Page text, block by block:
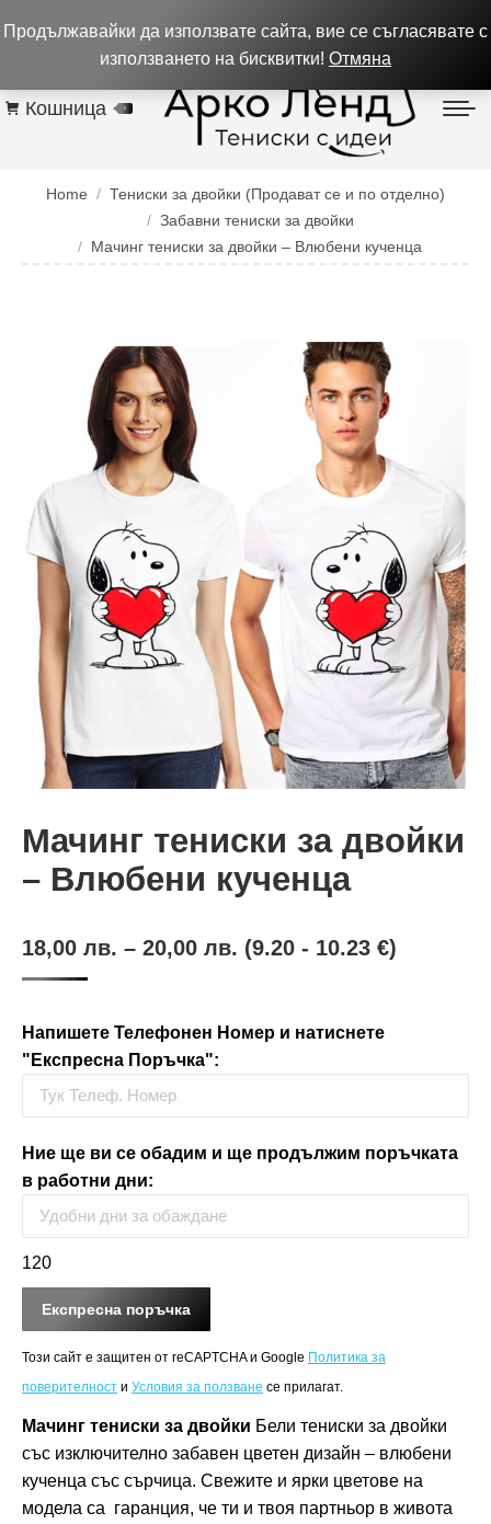
Контакти
Кошница
Home
Тениски за двойки (Продават се и по отделно)
Забавни тениски за двойки
Мачинг тениски за двойки – Влюбени кученца
Мачинг тениски за двойки
– Влюбени кученца
18,00 лв. – 20,00 лв. (9.20 - 10.23 €)
Напишете Телефонен Номер и натиснете
"Експресна Поръчка":
Ние ще ви се обадим и ще продължим поръчката
в работни дни:
120
Този сайт е защитен от reCAPTCHA и Google Политика за
поверителност и Условия за ползване се прилагат.
Мачинг тениски за двойки Бели тениски за двойки
със изключително забавен цветен дизайн – влюбени
кученца със сърчица. Свежите и ярки цветове на
модела са гаранция, че ти и твоя партньор в живота
Продължавайки да използвате сайта, вие се съгласявате с
използването на бисквитки! Отмяна